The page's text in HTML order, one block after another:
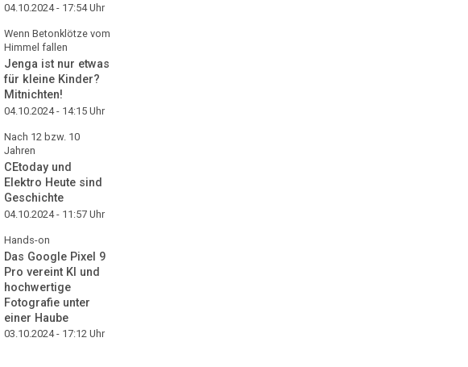
04.10.2024 - 17:54Uhr
Wenn Betonklötze vom
Himmel fallen
Jenga ist nur etwas
für kleine Kinder?
Mitnichten!
04.10.2024 - 14:15 Uhr
Nach 12 bzw. 10
Jahren
CEtoday und
Elektro Heute sind
Geschichte
04.10.2024 - 11:57 Uhr
Hands-on
Das Google Pixel 9
Pro vereint KI und
hochwertige
Fotografie unter
einer Haube
03.10.2024 - 17:12 Uhr